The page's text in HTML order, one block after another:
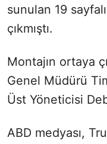
sunulan 19
çıkmıştı.
Montajın ortaya
Genel Müdürü
Üst Yöneticisi
ABD medyası,